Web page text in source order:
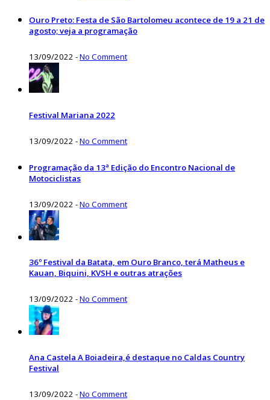
Ouro Preto: Festa de São Bartolomeu acontece de 19 a 21 de
agosto; veja a programação
13/09/2022 -No Comment
Festival Mariana 2022
13/09/2022 -No Comment
Programação da 13ª Edição do Encontro Nacional de
Motociclistas
13/09/2022 -No Comment
36º Festival da Batata, em Ouro Branco, terá Matheus e
Kauan, Biquini, KVSH e outras atrações
13/09/2022 -No Comment
Ana Castela A Boiadeira,é destaque no Caldas Country
Festival
13/09/2022 -No Comment